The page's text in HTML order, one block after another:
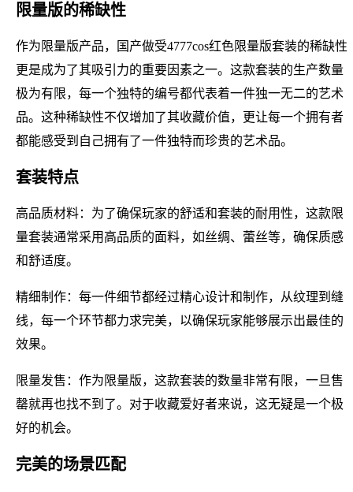
限量版的稀缺性
作为限量版产品，国产做受4777cos红色限量版套装的稀缺性
更是成为了其吸引力的重要因素之一。这款套装的生产数量
极为有限，每一个独特的编号都代表着一件独一无二的艺术
品。这种稀缺性不仅增加了其收藏价值，更让每一个拥有者
都能感受到自己拥有了一件独特而珍贵的艺术品。
套装特点
高品质材料：为了确保玩家的舒适和套装的耐用性，这款限
量套装通常采用高品质的面料，如丝绸、蕾丝等，确保质感
和舒适度。
精细制作：每一件细节都经过精心设计和制作，从纹理到缝
线，每一个环节都力求完美，以确保玩家能够展示出最佳的
效果。
限量发售：作为限量版，这款套装的数量非常有限，一旦售
罄就再也找不到了。对于收藏爱好者来说，这无疑是一个极
好的机会。
完美的场景匹配